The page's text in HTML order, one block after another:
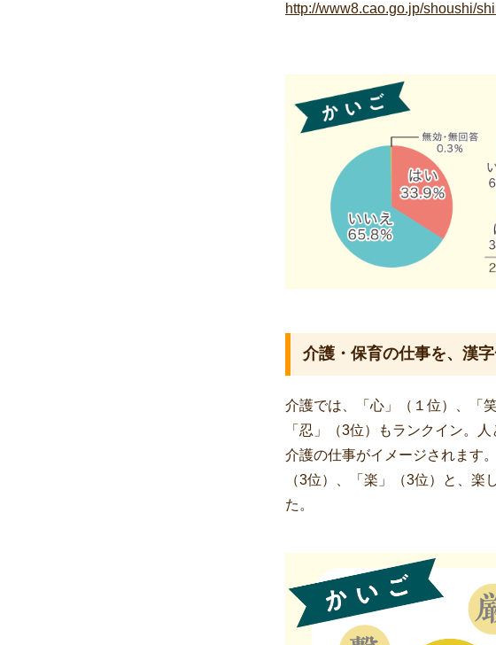
http://www8.cao.go.jp/shoushi/
介護・保育の仕事を、漢
介護では、「心」（１位）、「
「忍」（3位）もランクイン。
介護の仕事がイメージされます
（3位）、「楽」（3位）と、
た。